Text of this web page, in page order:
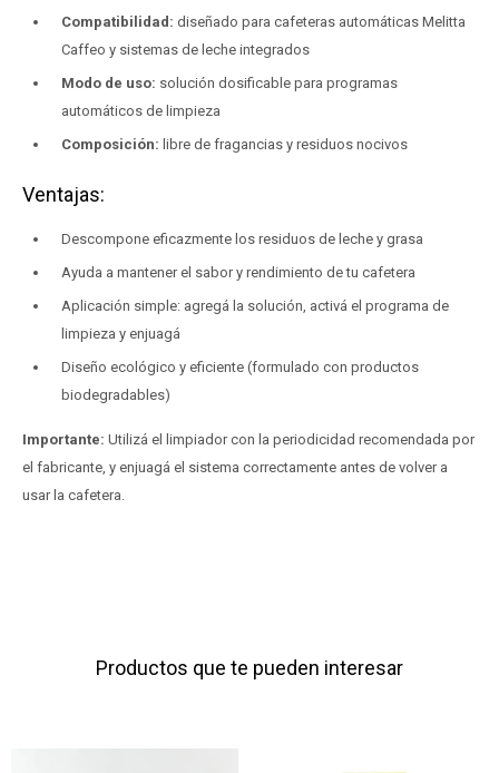
Compatibilidad: diseñado para cafeteras automáticas Melitta
Caffeo y sistemas de leche integrados
Modo de uso: solución dosificable para programas
automáticos de limpieza
Composición: libre de fragancias y residuos nocivos
Ventajas:
Descompone eficazmente los residuos de leche y grasa
Ayuda a mantener el sabor y rendimiento de tu cafetera
Aplicación simple: agregá la solución, activá el programa de
limpieza y enjuagá
Diseño ecológico y eficiente (formulado con productos
biodegradables)
Importante: Utilizá el limpiador con la periodicidad recomendada por
el fabricante, y enjuagá el sistema correctamente antes de volver a
usar la cafetera.
Productos que te pueden interesar